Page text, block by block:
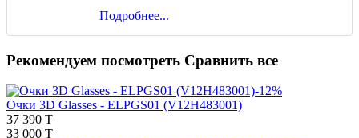
Подробнее...
Рекомендуем посмотреть Сравнить все
-12%
Очки 3D Glasses - ELPGS01 (V12H483001)
37 390 T
33 000 T